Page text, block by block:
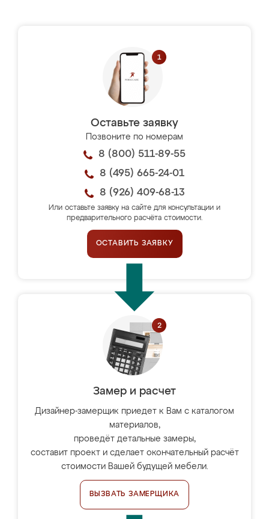
Оставьте заявку
Позвоните по номерам
8 (800) 511-89-55
8 (495) 665-24-01
8 (926) 409-68-13
Или оставьте заявку на сайте для консультации и
предварительного расчёта стоимости.
ОСТАВИТЬ ЗАЯВКУ
Замер и расчет
Дизайнер-замерщик приедет к Вам с каталогом
материалов,
проведёт детальные замеры,
составит проект и сделает окончательный расчёт
стоимости Вашей будущей мебели.
ВЫЗВАТЬ ЗАМЕРЩИКА